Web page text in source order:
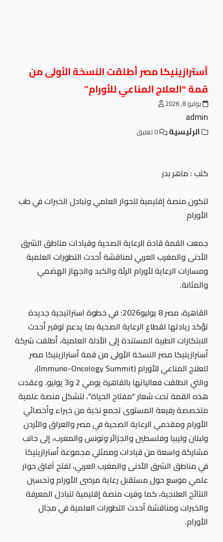
أسترازينيكا مصر أطلقت النسخة الأولى من
قمة “العلاج المناعي للأورام”
يوليو 8, 2026
admin
الرئيسية
كتب : ماهر بدر
لتكون منصة إقليمية للحوار العلمي وتبادل الخبرات في طب
الأورام
جمعت القمة قادة الرعاية الصحية وقيادات مناطق الشرق
الأدنى والمغرب العربي لمناقشة أحدث التطورات العلمية
ومسارات الرعاية لأورام الرئة والكبد والجهاز الهضمي
والمثانة.
القاهرة، مصر 8 يوليو2026: في خطوة استراتيجية جديدة
تؤكد ريادتها لقطاع الرعاية الصحية بما يدعم توفير أحدث
الابتكارات الطبية المستندة إلى الأدلة العلمية، أطلقت شركة
أسترازينيكا مصر النسخة الأولى من قمة أسترازينيكا مصر
للعلاج المناعي للأورام (Immuno-Oncology Summit)،
والتي انطلقت فعالياتها بالقاهرة يومي 2 و3 يوليو. وعقدت
هذه القمة تحت شعار “مفتاح الحياة”، لتشكل منصة علمية
متخصصة رفيعة المستوى تجمع نخبة من خبراء وأخصائي
الأورام ومقدمي الرعاية الصحية في مصر والعراق والأردن
ولبنان وليبيا وفلسطين والجزائر وتونس والمغرب، إلى جانب
مشاركة واسعة من قيادات وممثلي مجموعة أسترازينيكا
في مناطق الشرق الأدنى والمغرب العربي، لفتح آفاق حوار
علمي موسع حول مستقبل رعاية مرضى الأورام وتحسين
النتائج العلاجية، كما وفرت منصة إقليمية لتبادل المعرفة
والخبرات ومناقشة أحدث التطورات العلمية في مجال
الأورام.